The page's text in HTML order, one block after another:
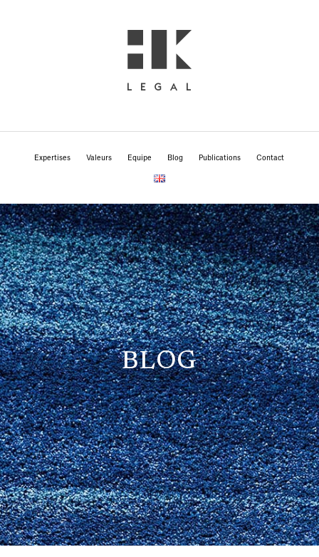
Expertises Valeurs Equipe Blog Publications Contact
BLOG